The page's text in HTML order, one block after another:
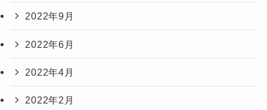
2022年9月
2022年6月
2022年4月
2022年2月